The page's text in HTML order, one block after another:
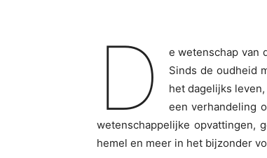
D
e wetenschap van
Sinds de oudheid
het dagelijks
een verhandeling
wetenschappelijke opvattingen,
hemel en meer in het bijzonder